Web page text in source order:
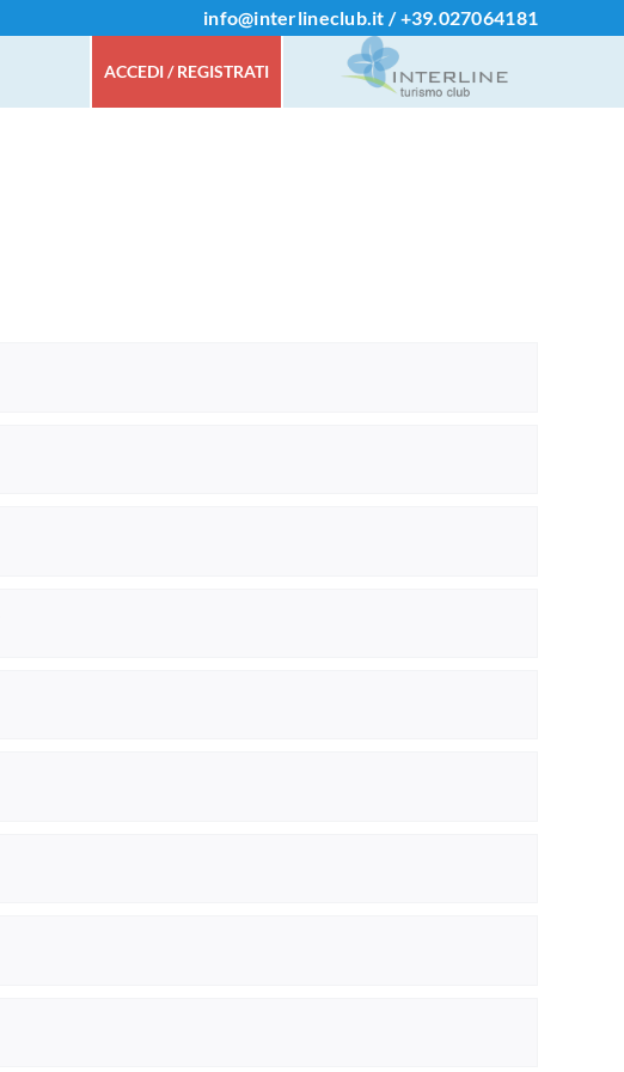
info@interlineclub.it /+39.027064181
ACCEDI / REGISTRATI